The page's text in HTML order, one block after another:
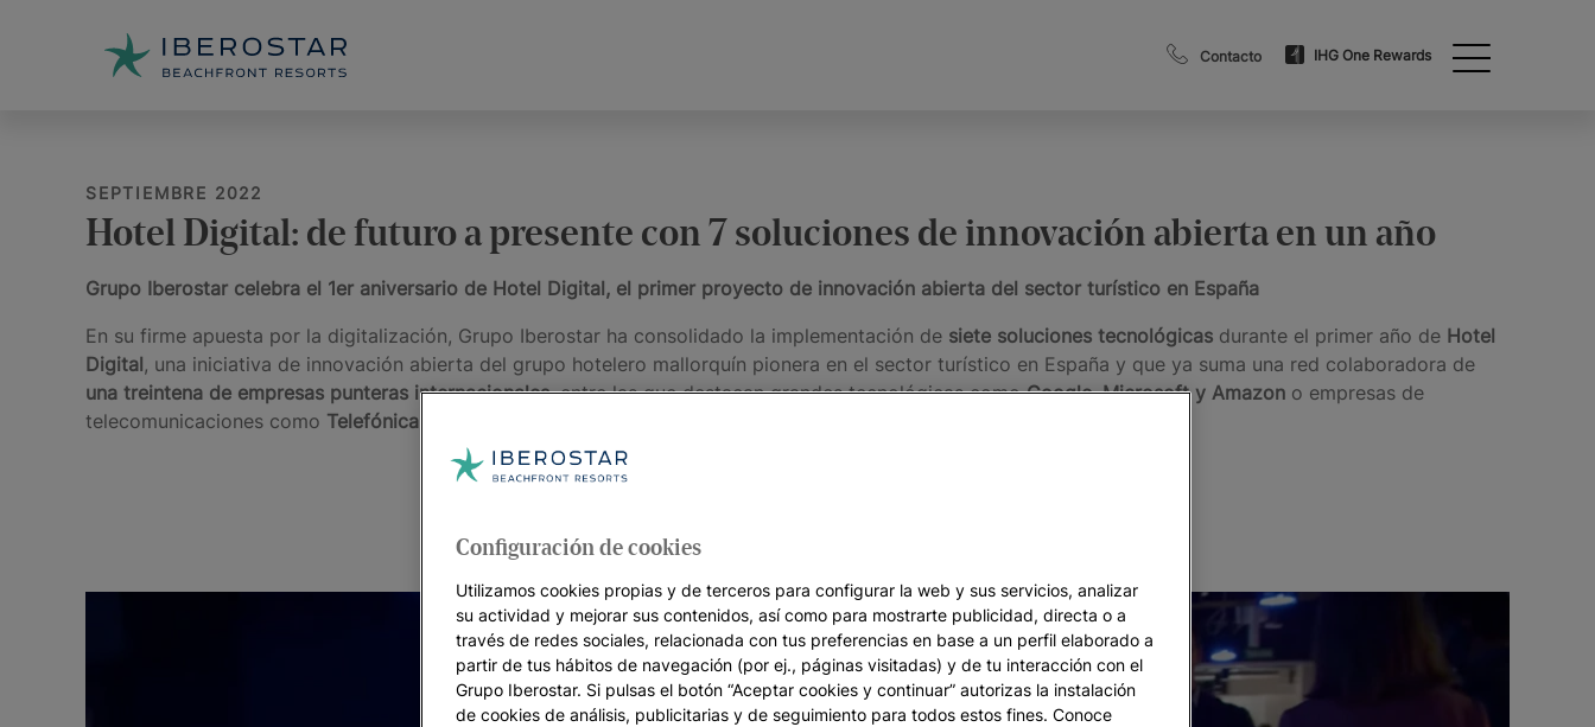
Contacto IHG One Rewards
SEPTIEMBRE 2022
Hotel Digital: de futuro a presente con 7 soluciones de innovación abierta en un año
Grupo Iberostar celebra el 1er aniversario de Hotel Digital, el primer proyecto de innovación abierta del sector turístico en España
En su firme apuesta por la digitalización, Grupo Iberostar ha consolidado la implementación de siete soluciones tecnológicas durante el primer año de Hotel
Digital, una iniciativa de innovación abierta del grupo hotelero mallorquín pionera en el sector turístico en España y que ya suma una red colaboradora de
una treintena de empresas punteras internacionales, entre las que destacan grandes tecnológicas comoGoogle, Microsoft y Amazon o empresas de
telecomunicaciones como Telefónica y Vodafone.
Configuración de cookies
Utilizamos cookies propias y de terceros para configurar la web y sus servicios, analizar
su actividad y mejorar sus contenidos, así como para mostrarte publicidad, directa o a
través de redes sociales, relacionada con tus preferencias en base a un perfil elaborado a
partir de tus hábitos de navegación (por ej., páginas visitadas) y de tu interacción con el
Grupo Iberostar. Si pulsas el botón “Aceptar cookies y continuar” autorizas la instalación
de cookies de análisis, publicitarias y de seguimiento para todos estos fines. Conoce